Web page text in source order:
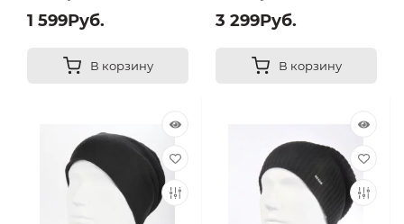
1 599Руб.
В корзину
3 299Руб.
В корзину